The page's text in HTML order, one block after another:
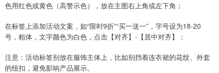
色用红色或黄色（高警示色），放在主图右上角或左下角；
在标签上添加活动文案，如“限时9折”“买一送一”，字号设为18-20
号，粗体，文字颜色为白色，点击【对齐】-【居中对齐】；
注意：活动标签别放在服饰主体上，比如别挡着连衣裙的花纹、外套
的纽扣，避免影响产品展示。